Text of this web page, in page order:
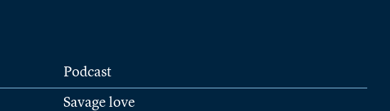
Podcast
Savage love